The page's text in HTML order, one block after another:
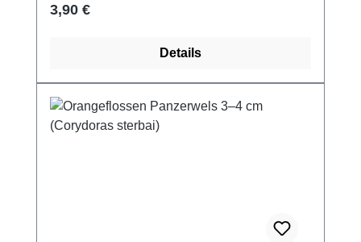
Regulärer Preis:
3,90 €
Details